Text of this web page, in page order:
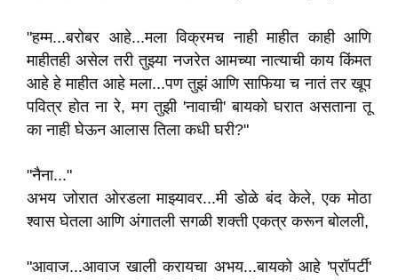
"हम्म...बरोबर आहे...मला विक्रमच नाही माहीत काही आणि
माहीतही असेल तरी तुझ्या नजरेत आमच्या नात्याची काय किंमत
आहे हे माहीत आहे मला...पण तुझं आणि साफिया च नातं तर खूप
पवित्र होत ना रे, मग तुझी 'नावाची' बायको घरात असताना तू
का नाही घेऊन आलास तिला कधी घरी?"
"नैना..."
अभय जोरात ओरडला माझ्यावर...मी डोळे बंद केले, एक मोठा
श्वास घेतला आणि अंगातली सगळी शक्ती एकत्र करून बोलली,
"आवाज...आवाज खाली करायचा अभय...बायको आहे 'प्रॉपर्टी'